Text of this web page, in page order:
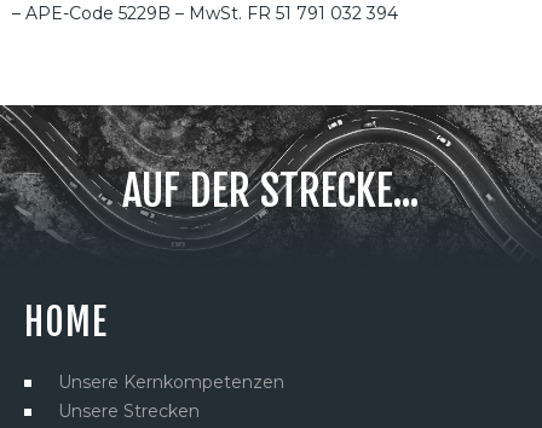
– APE-Code 5229B – MwSt. FR 51 791 032 394
AUF DER STRECKE...
HOME
Unsere Kernkompetenzen
Unsere Strecken